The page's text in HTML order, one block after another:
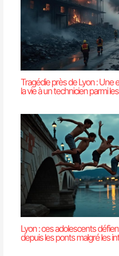
Tragédie près de Lyon : Une
la vie à un technicien parmi
Lyon : ces adolescents
depuis les ponts malgré les